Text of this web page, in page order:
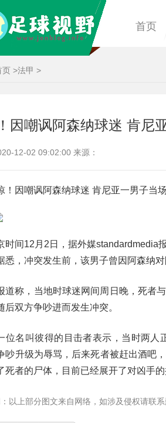
首页
页 >法甲 >
因嘲讽阿森纳球迷 肯尼
12-02 09:02:00 来源：
！因嘲讽阿森纳球迷 肯尼亚一男子当
时间12月2日，据外媒standardmedia
悉，冲突发生前，该男子曾因阿森纳
道称，当地时球迷网间周日晚，死者
后双方争吵进而发生冲突。
位名叫彼得的目击者表示，当时两人
吵升级为辱骂，后来死者被赶出酒吧
死者的尸体，目前已经展开了对凶手的
以上部分图文来自网络，如涉及侵权请联系